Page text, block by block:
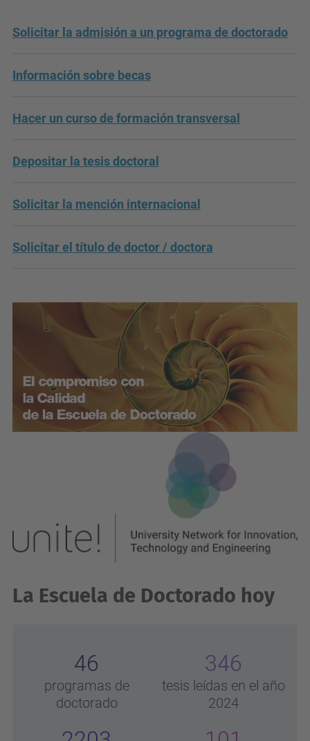
Solicitar la admisión a un programa de doctorado
Información sobre becas
Hacer un curso de formación transversal
Depositar la tesis doctoral
Solicitar la mención internacional
Solicitar el título de doctor / doctora
La Escuela de Doctorado hoy
46
programas de
doctorado
346
tesis leídas en el año
2024